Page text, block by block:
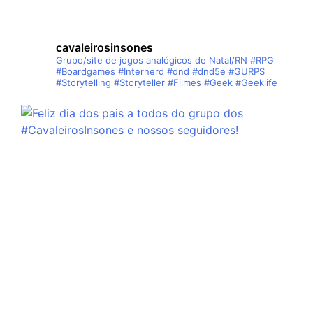
cavaleirosinsones
Grupo/site de jogos analógicos de Natal/RN #RPG
#Boardgames #Internerd #dnd #dnd5e #GURPS
#Storytelling #Storyteller #Filmes #Geek #Geeklife